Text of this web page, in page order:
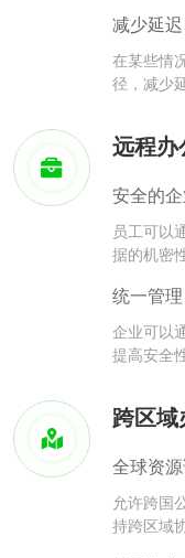
减少延迟
在某些情
径，减少
远程
安全的
员工可以
据的机密
统一管理
企业可以
提高安全
跨区
全球资
允许跨国
持跨区域